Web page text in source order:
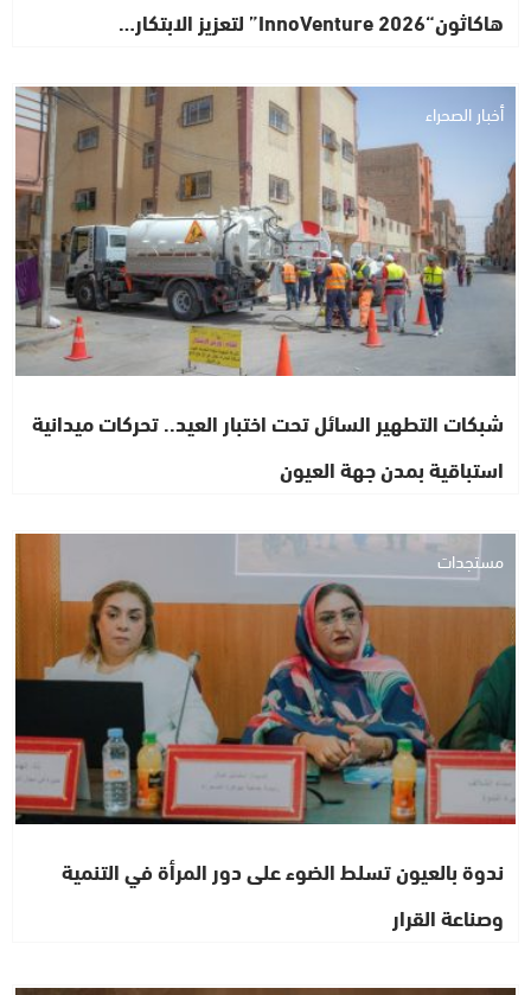
هاكاثون“InnoVenture 2026” لتعزيز الابتكار…
أخبار الصحراء
شبكات التطهير السائل تحت اختبار العيد.. تحركات ميدانية
استباقية بمدن جهة العيون
مستجدات
ندوة بالعيون تسلط الضوء على دور المرأة في التنمية
وصناعة القرار